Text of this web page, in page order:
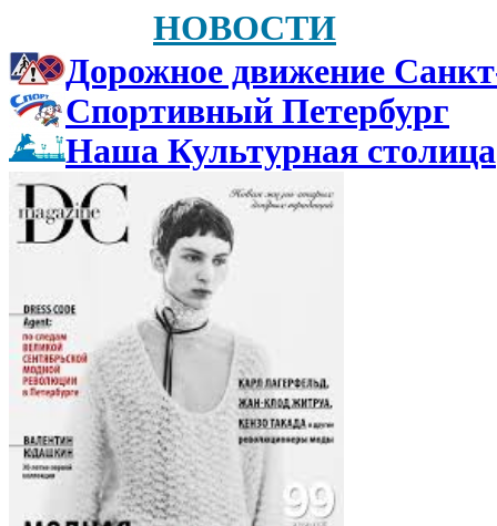
НОВОСТИ
Дорожное движение
Спортивный Петербург
Наша Культурная столица